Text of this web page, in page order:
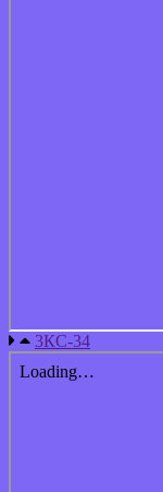
3КС-34